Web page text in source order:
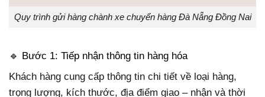
Quy trình gửi hàng chành xe chuyển hàng Đà Nẵng Đồng Nai
🔹 Bước 1: Tiếp nhận thông tin hàng hóa
Khách hàng cung cấp thông tin chi tiết về loại hàng,
trọng lượng, kích thước, địa điểm giao – nhận và thời